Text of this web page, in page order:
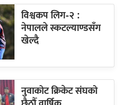
विश्वकप लिग-२ :
नेपालले स्कटल्याण्डसँग
खेल्दै
नुवाकोट क्रिकेट संघको